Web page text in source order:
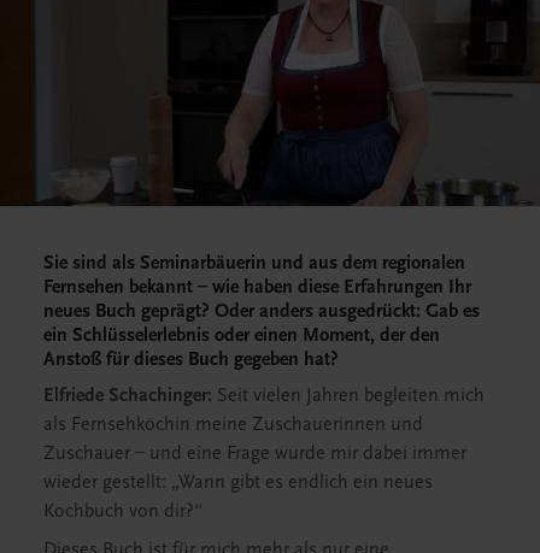
Sie sind als Seminarbäuerin und aus dem regionalen
Fernsehen bekannt – wie haben diese Erfahrungen Ihr
neues Buch geprägt? Oder anders ausgedrückt: Gab es
ein Schlüsselerlebnis oder einen Moment, der den
Anstoß für dieses Buch gegeben hat?
Elfriede Schachinger: Seit vielen Jahren begleiten mich
als Fernsehköchin meine Zuschauerinnen und
Zuschauer – und eine Frage wurde mir dabei immer
wieder gestellt: „Wann gibt es endlich ein neues
Kochbuch von dir?“